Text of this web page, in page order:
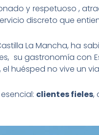
y respetuoso ,
discreto que
La Mancha, ha
su gastronomía con
huésped no vive un
clientes fieles,